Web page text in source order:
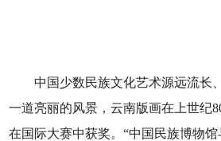
中国少数民族文化艺术源远流长
一道亮丽的风景，云南版画在上世纪
在国际大赛中获奖。“中国民族博物